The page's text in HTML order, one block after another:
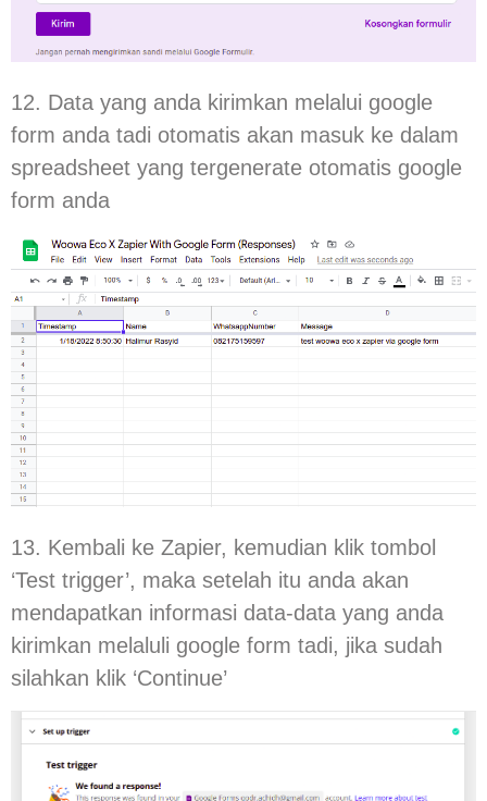
12. Data yang anda kirimkan melalui google
form anda tadi otomatis akan masuk ke dalam
spreadsheet yang tergenerate otomatis google
form anda
13. Kembali ke Zapier, kemudian klik tombol
‘Test trigger’, maka setelah itu anda akan
mendapatkan informasi data-data yang anda
kirimkan melaluli google form tadi, jika sudah
silahkan klik ‘Continue’